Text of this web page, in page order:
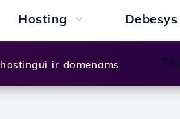
Hosting Debesys
hostingui ir domenams